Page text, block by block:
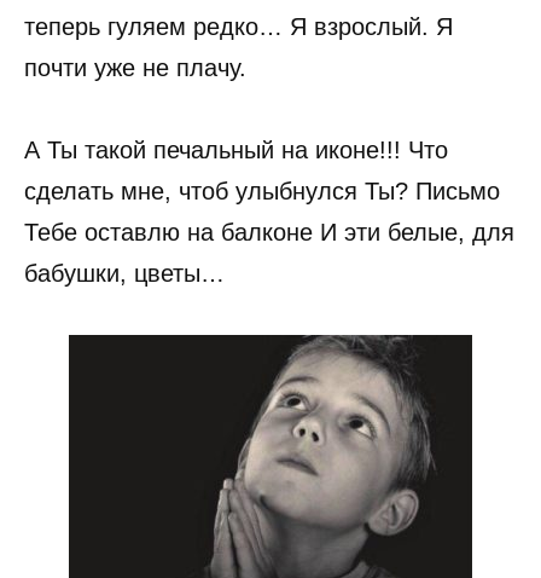
теперь гуляем редко… Я взрослый. Я
почти уже не плачу.
А Ты такой печальный на иконе!!! Что
сделать мне, чтоб улыбнулся Ты? Письмо
Тебе оставлю на балконе И эти белые, для
бабушки, цветы…